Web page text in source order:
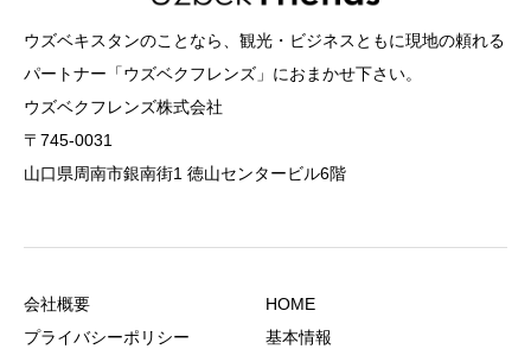
ウズベキスタンのことなら、観光・ビジネスともに現地の頼れる
パートナー「ウズベクフレンズ」におまかせ下さい。
ウズベクフレンズ株式会社
〒745-0031
山口県周南市銀南街1 徳山センタービル6階
会社概要
プライバシーポリシー
HOME
基本情報